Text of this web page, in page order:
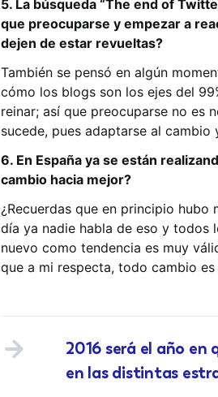
5. La búsqueda “The end of
que preocuparse y empezar a
dejen de estar revueltas?
También se pensó en algún
cómo los blogs son los ejes del
reinar; así que preocuparse no es
sucede, pues adaptarse al
6. En España ya se están
cambio hacia mejor?
¿Recuerdas que en principio
día ya nadie habla de eso y todos
nuevo como tendencia es muy
que a mi respecta, todo cambio
2016 será el año en
en las distintas